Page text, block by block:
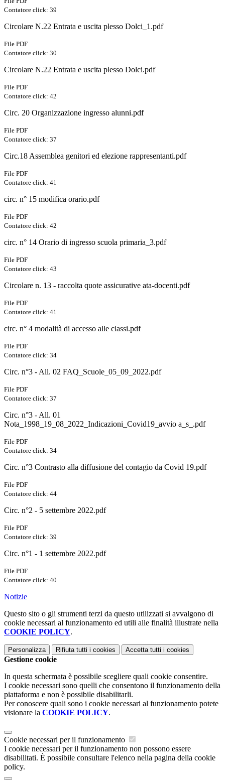
Contatore click: 39
Circolare N.22 Entrata e uscita plesso Dolci_1.pdf
File PDF
Contatore click: 30
Circolare N.22 Entrata e uscita plesso Dolci.pdf
File PDF
Contatore click: 42
Circ. 20 Organizzazione ingresso alunni.pdf
File PDF
Contatore click: 37
Circ.18 Assemblea genitori ed elezione rappresentanti.pdf
File PDF
Contatore click: 41
circ. n° 15 modifica orario.pdf
File PDF
Contatore click: 42
circ. n° 14 Orario di ingresso scuola primaria_3.pdf
File PDF
Contatore click: 43
Circolare n. 13 - raccolta quote assicurative ata-docenti.pdf
File PDF
Contatore click: 41
circ. n° 4 modalità di accesso alle classi.pdf
File PDF
Contatore click: 34
Circ. n°3 - All. 02 FAQ_Scuole_05_09_2022.pdf
File PDF
Contatore click: 37
Circ. n°3 - All. 01
Nota_1998_19_08_2022_Indicazioni_Covid19_avvio a_s_.pdf
File PDF
Contatore click: 34
Circ. n°3 Contrasto alla diffusione del contagio da Covid 19.pdf
File PDF
Contatore click: 44
Circ. n°2 - 5 settembre 2022.pdf
File PDF
Contatore click: 39
Circ. n°1 - 1 settembre 2022.pdf
File PDF
Contatore click: 40
Notizie
Questo sito o gli strumenti terzi da questo utilizzati si avvalgono di
cookie necessari al funzionamento ed utili alle finalità illustrate nella
COOKIE POLICY.
Personalizza Rifiuta tutti i cookies Accetta tutti i cookies
Gestione cookie
In questa schermata è possibile scegliere quali cookie consentire.
I cookie necessari sono quelli che consentono il funzionamento della
piattaforma e non è possibile disabilitarli.
Per conoscere quali sono i cookie necessari al funzionamento potete
visionare la COOKIE POLICY.
Cookie necessari per il funzionamento
I cookie necessari per il funzionamento non possono essere
disabilitati. È possibile consultare l'elenco nella pagina della cookie
policy.